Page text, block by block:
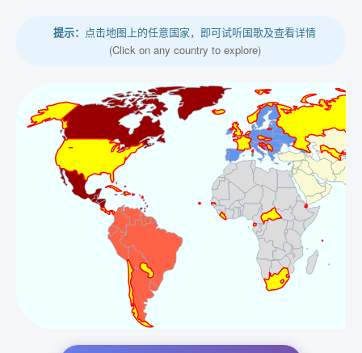
提示： 点击地图上的任意国家，即可试听国歌及查看详情
(Click on any country to explore)